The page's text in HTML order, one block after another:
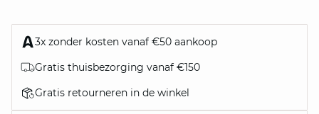
3x zonder kosten vanaf €50 aankoop
Gratis thuisbezorging vanaf €150
Gratis retourneren in de winkel